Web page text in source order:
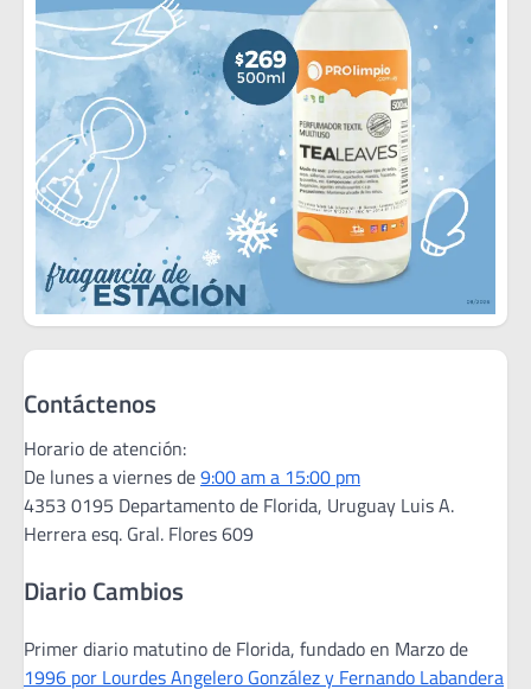
Contáctenos
Horario de atención:
De lunes a viernes de9:00 am a 15:00 pm
4353 0195 Departamento de Florida, Uruguay Luis A.
Herrera esq. Gral. Flores 609
Diario Cambios
Primer diario matutino de Florida, fundado en Marzo de
1996 por Lourdes Angelero González y Fernando Labandera